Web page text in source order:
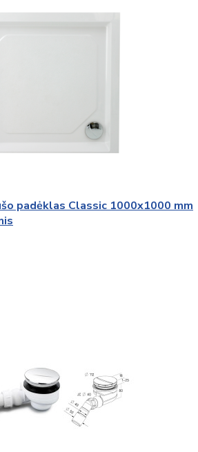
padėklas Classic 1000x1000 mm